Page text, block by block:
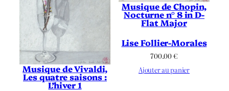
Musique de Vivaldi,
Les quatre saisons :
L’hiver 1
Musique de Chopin,
Nocturne n° 8 in D-
Flat Major
Lise Follier-Morales
700.00€
Ajouter au panier